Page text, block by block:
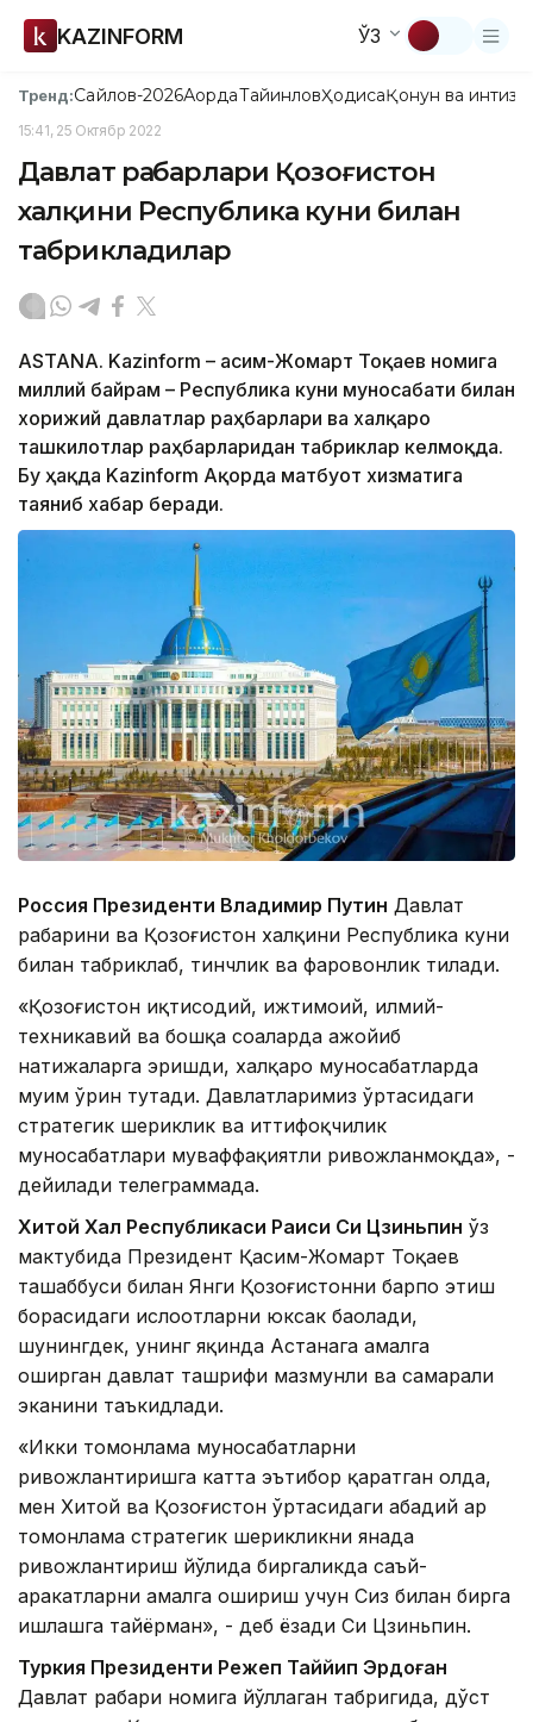
KAZINFORM ЎЗ
Тренд:Сайлов-2026АқордаТайинловҲодисаҚонун ва
15:41, 25 Октябр 2022
Давлат раҳбарлари Қозоғистон
халқини Республика куни билан
табрикладилар
ASTANA. Kazinform – Қасим-Жомарт Тоқаев номига
миллий байрам – Республика куни муносабати билан
хорижий давлатлар раҳбарлари ва халқаро
ташкилотлар раҳбарларидан табриклар келмоқда.
Бу ҳақда Kazinform Ақорда матбуот хизматига
таяниб хабар беради.
Россия Президенти Владимир Путин Давлат
раҳбарини ва Қозоғистон халқини Республика куни
билан табриклаб, тинчлик ва фаровонлик тилади.
«Қозоғистон иқтисодий, ижтимоий, илмий-
техникавий ва бошқа соҳаларда ажойиб
натижаларга эришди, халқаро муносабатларда
муҳим ўрин тутади. Давлатларимиз ўртасидаги
стратегик шериклик ва иттифоқчилик
муносабатлари муваффақиятли ривожланмоқда», -
дейилади телеграммада.
Хитой Халқ Республикаси Раиси Си Цзиньпин ўз
мактубида Президент Қасим-Жомарт Тоқаев
ташаббуси билан Янги Қозоғистонни барпо этиш
борасидаги ислоҳотларни юксак баҳолади,
шунингдек, унинг яқинда Астанага амалга
оширган давлат ташрифи мазмунли ва самарали
эканини таъкидлади.
«Икки томонлама муносабатларни
ривожлантиришга катта эътибор қаратган ҳолда,
мен Хитой ва Қозоғистон ўртасидаги абадий ҳар
томонлама стратегик шерикликни янада
ривожлантириш йўлида биргаликда саъй-
ҳаракатларни амалга ошириш учун Сиз билан бирга
ишлашга тайёрман», - деб ёзади Си Цзиньпин.
Туркия Президенти Режеп Таййип Эрдоған
Давлат раҳбари номига йўллаган табригида, дўст